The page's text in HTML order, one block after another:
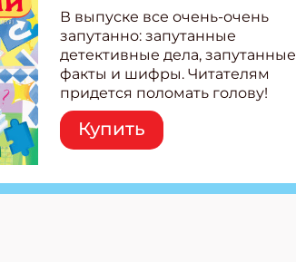
В выпуске все очень-очень
запутанно: запутанные
детективные дела, запутанные
факты и шифры. Читателям
придется поломать голову!
Внутри: Шифры и
расшифровки Плетем
запутанные поделки
Ищем коды 3 комикса
Купить